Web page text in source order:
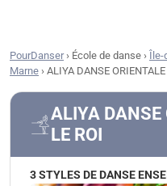
PourDanser› École de danse › Île-
Marne › ALIYA DANSE
ALIYA DANSE
LE ROI
3 STYLES DE DANSE